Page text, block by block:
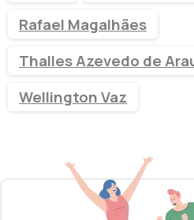
Rafael Magalhães
Thalles Azevedo de
Wellington Vaz